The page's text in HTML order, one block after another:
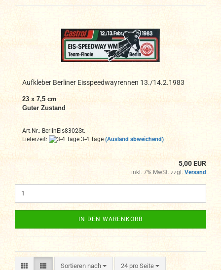
Aufkleber Berliner Eisspeedwayrennen 13./14.2.1983
23 x 7,5 cm
Guter Zustand
Art.Nr.: BerlinEis8302St.
Lieferzeit:
3-4 Tage (Ausland abweichend)
5,00 EUR
inkl. 7% MwSt. zzgl. Versand
IN DEN WARENKORB
Sortieren nach
Sortieren nach 24 pro Seite
pro Seite